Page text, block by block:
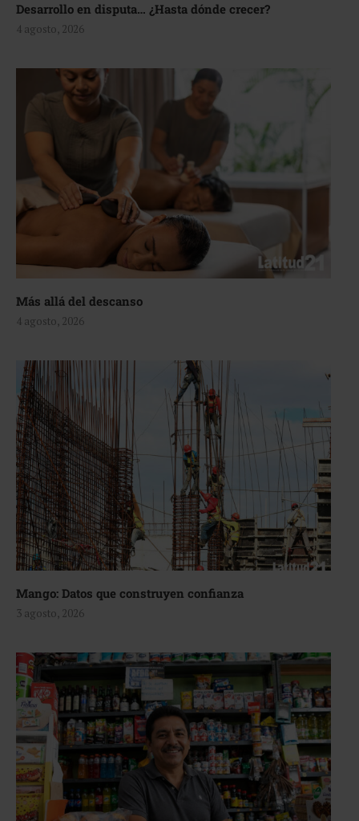
Desarrollo en disputa… ¿Hasta dónde crecer?
4 agosto, 2026
Más allá del descanso
4 agosto, 2026
Mango: Datos que construyen confianza
3 agosto, 2026